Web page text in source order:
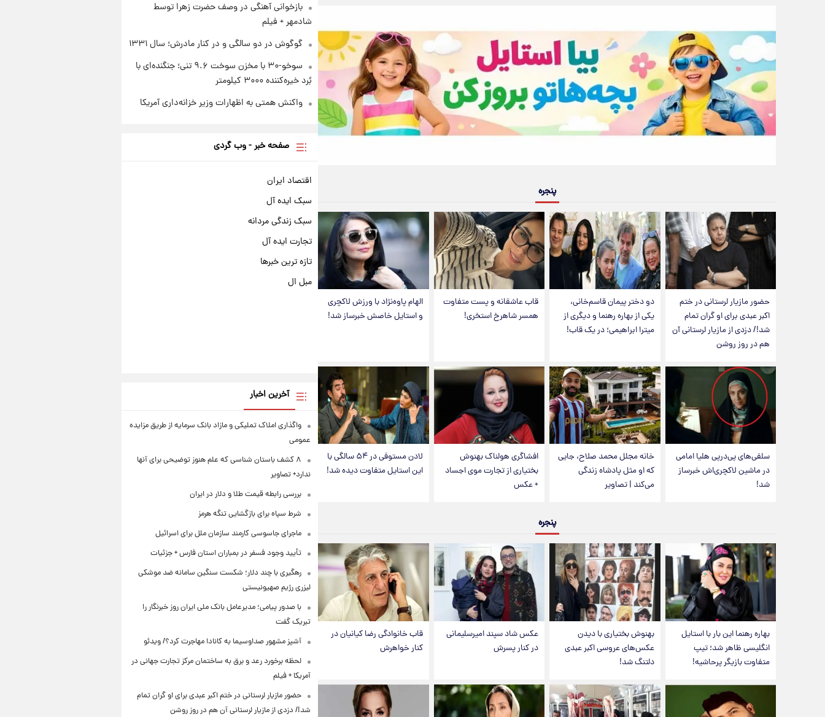
پنجره
حضور مازیار لرستانی در ختم
اکبر عبدی برای او گران تمام
شد!/ دزدی از مازیار لرستانی آن
هم در روز روشن
دو دختر پیمان قاسم‌خانی،
یکی از بهاره رهنما و دیگری از
میترا ابراهیمی؛ در یک قاب!
قاب عاشقانه و پست متفاوت
همسر شاهرخ استخری!
الهام پاوه‌نژاد با ورزش لاکچری
و استایل خاصش خبرساز شد!
سلفی‌های پی‌درپی هلیا امامی
در ماشین لاکچری‌اش خبرساز
شد!
خانه مجلل محمد صلاح، جایی
که او مثل پادشاه زندگی
می‌کند | تصاویر
افشاگری هولناک بهنوش
بختیاری از تجارت موی اجساد
+ عکس
لادن مستوفی در ۵۴ سالگی با
این استایل متفاوت دیده شد!
پنجره
بهاره رهنما این بار با استایل
انگلیسی ظاهر شد؛ تیپ
متفاوت بازیگر پرحاشیه!
بهنوش بختیاری با دیدن
عکس‌های عروسی اکبر عبدی
دلتنگ شد!
عکس شاد سپند امیرسلیمانی
در کنار پسرش
قاب خانوادگی رضا کیانیان در
کنار خواهرش
بازخوانی آهنگی در وصف حضرت زهرا توسط
شادمهر + فیلم
گوگوش در دو سالگی و در کنار مادرش؛ سال ۱۳۳۱
سوخو-۳۰ با مخزن سوخت ۹.۶ تنی؛ جنگنده‌ای با
بُرد خیره‌کننده ۳۰۰۰ کیلومتر
واکنش همتی به اظهارات وزیر خزانه‌داری آمریکا
صفحه خبر - وب گردی
اقتصاد ایران
سبک ایده آل
سبک زندگی مردانه
تجارت ایده آل
تازه ترین خبرها
مبل ال
آخرین اخبار
واگذاری املاک تملیکی و مازاد بانک سرمایه از طریق مزایده
عمومی
۸ کشف باستان شناسی که علم هنوز توضیحی برای آنها
ندارد+ تصاویر
بررسی رابطه قیمت طلا و دلار در ایران
شرط سپاه برای بازگشایی تنگه هرمز
ماجرای جاسوسی کارمند سازمان ملل برای اسرائیل
تأیید وجود فسفر در بمباران استان فارس + جزئیات
رهگیری با چند دلار؛ شکست سنگین سامانه ضد موشکی
لیزری رژیم صهیونیستی
با صدور پیامی؛ مدیرعامل بانک ملی ایران روز خبرنگار را
تبریک گفت
آشپز مشهور صداوسیما به کانادا مهاجرت کرد؟/ ویدئو
لحظه برخورد رعد و برق به ساختمان مرکز تجارت جهانی در
آمریکا + فیلم
حضور مازیار لرستانی در ختم اکبر عبدی برای او گران تمام
شد!/ دزدی از مازیار لرستانی آن هم در روز روشن